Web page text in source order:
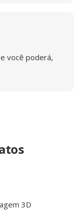
você poderá,
3D